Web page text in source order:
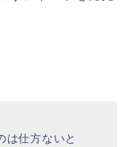
は仕方ないと